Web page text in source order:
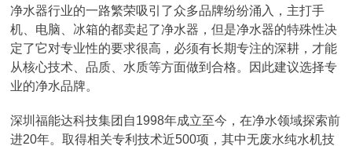
净水器行业的一路繁荣吸引了众多品牌纷纷涌入，主打手
机、电脑、冰箱的都卖起了净水器，但是净水器的特殊性决
定了它对专业性的要求很高，必须有长期专注的深耕，才能
从核心技术、品质、水质等方面做到合格。因此建议选择专
业的净水品牌。
深圳福能达科技集团自1998年成立至今，在净水领域探索前
进20年。取得相关专利技术近500项，其中无废水纯水机技